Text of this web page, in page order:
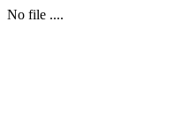
No file ....